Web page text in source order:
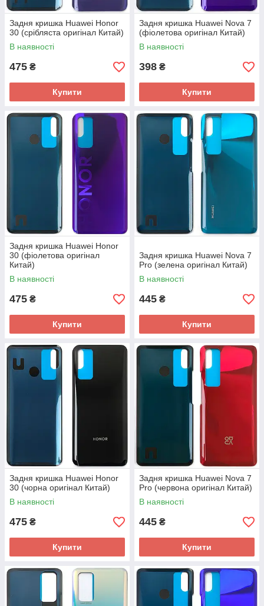
Задня кришка Huawei Honor
30 (срібляста оригінал Китай)
В наявності
475 ₴
Купити
Задня кришка Huawei Nova 7
(фіолетова оригінал Китай)
В наявності
398 ₴
Купити
Задня кришка Huawei Honor
30 (фіолетова оригінал
Китай)
В наявності
475 ₴
Купити
Задня кришка Huawei Nova 7
Pro (зелена оригінал Китай)
В наявності
445 ₴
Купити
Задня кришка Huawei Honor
30 (чорна оригінал Китай)
В наявності
475 ₴
Купити
Задня кришка Huawei Nova 7
Pro (червона оригінал Китай)
В наявності
445 ₴
Купити